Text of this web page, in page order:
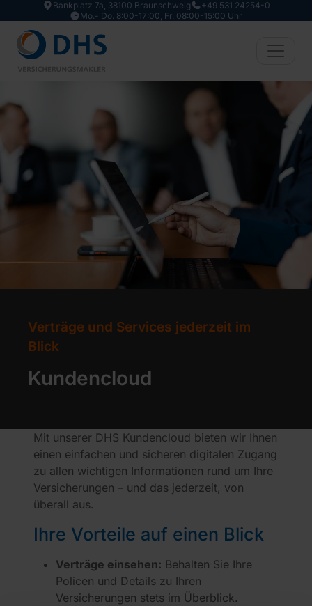
Zum Hauptinhalt springenBankplatz 7a, 38100 Braunschweig
+49 531 24254-0
Mo.- Do. 8:00-17:00, Fr. 08:00-15:00 Uhr
Verträge und Services jederzeit im
Blick
Kundencloud
Mit unserer DHS Kundencloud bieten wir Ihnen
einen einfachen und sicheren digitalen Zugang
zu allen wichtigen Informationen rund um Ihre
Versicherungen – und das jederzeit, von
überall aus.
Ihre Vorteile auf einen Blick
Verträge einsehen: Behalten Sie Ihre
Policen und Details zu Ihren
Versicherungen stets im Überblick.